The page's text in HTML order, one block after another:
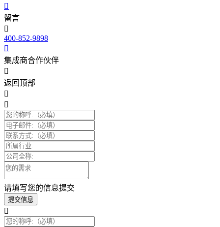
留言
400-852-9898
集成商合作伙伴
返回顶部
请填写您的信息提交
提交信息